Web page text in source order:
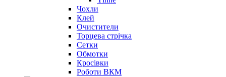
Чохли
Клей
Очистители
Торцева стрічка
Сетки
Обмотки
Кросівки
Роботи ВКМ